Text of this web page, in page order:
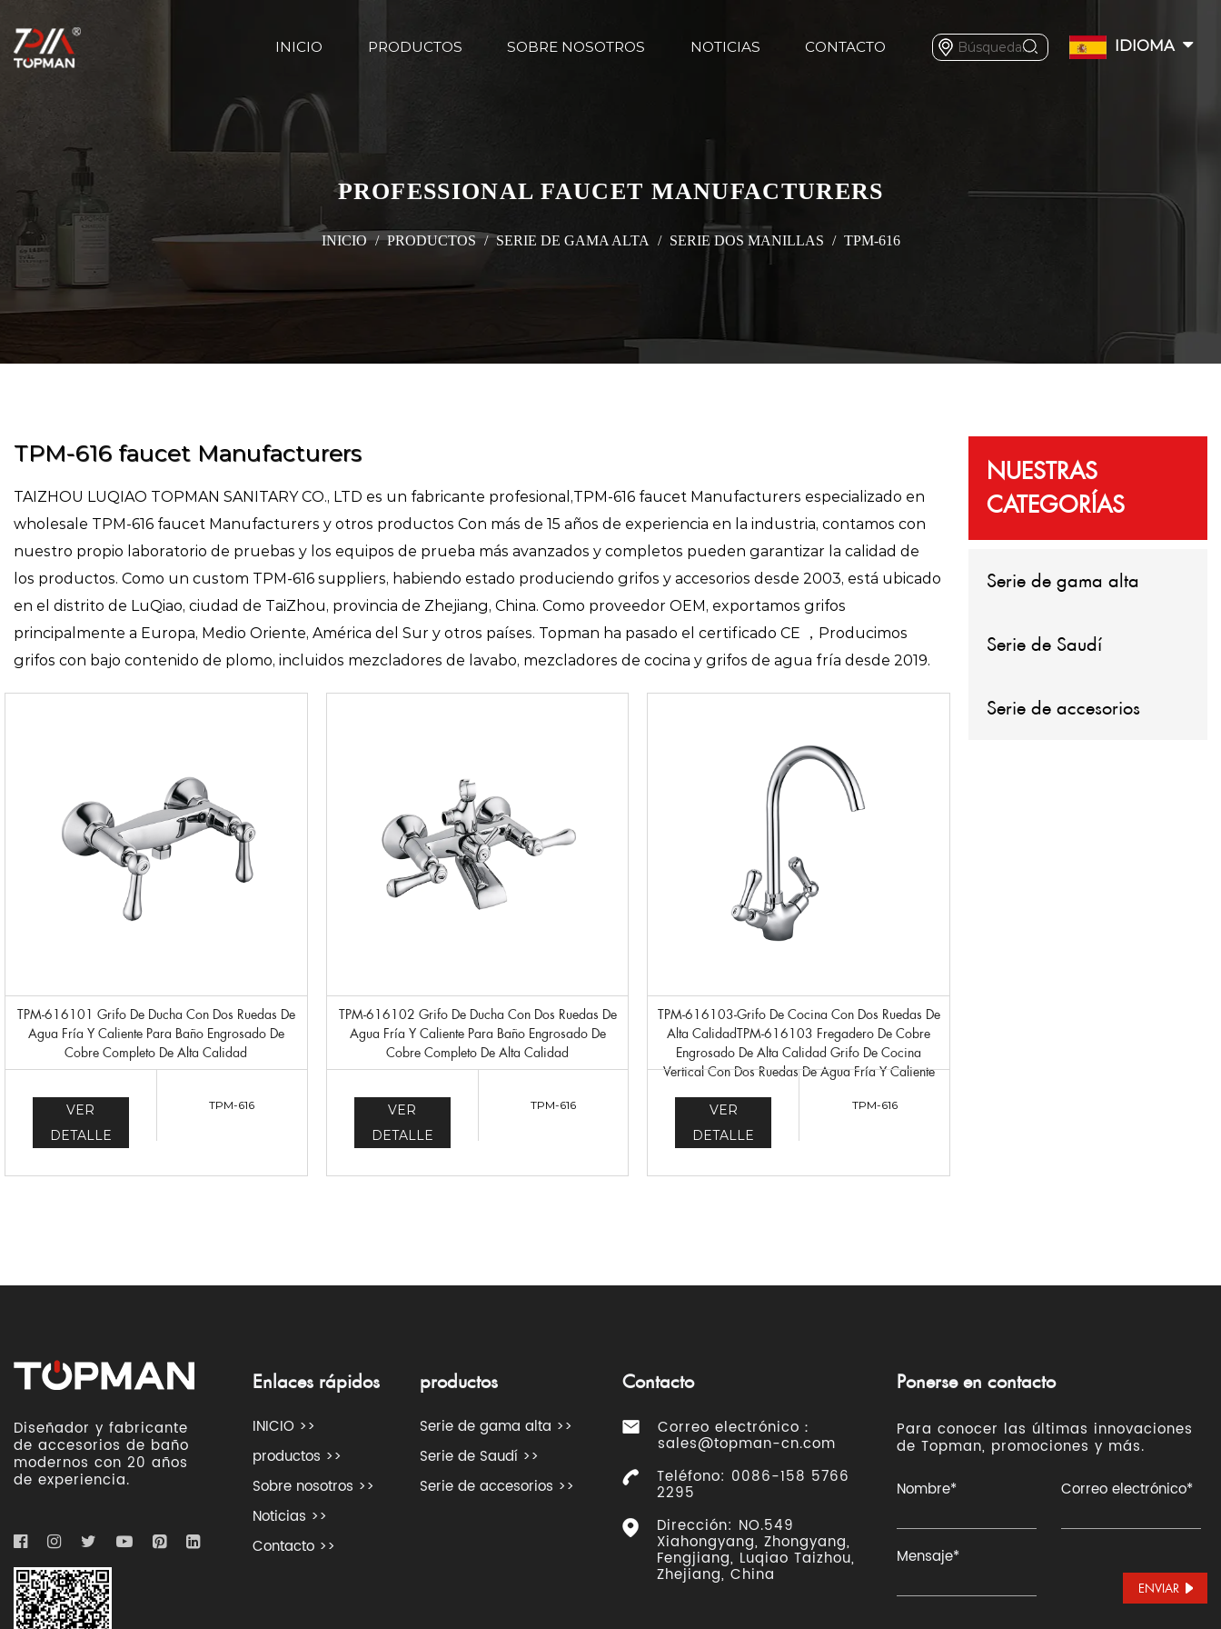
INICIO PRODUCTOS SOBRE NOSOTROS NOTICIAS CONTACTO IDIOMA
PROFESSIONAL FAUCET MANUFACTURERS
INICIO / PRODUCTOS / SERIE DE GAMA ALTA / SERIE DOS MANILLAS / TPM-616
TPM-616 faucet Manufacturers
TAIZHOU LUQIAO TOPMAN SANITARY CO., LTD es un fabricante profesional,TPM-616 faucet Manufacturers especializado en
wholesale TPM-616 faucet Manufacturers y otros productos Con más de 15 años de experiencia en la industria, contamos con
nuestro propio laboratorio de pruebas y los equipos de prueba más avanzados y completos pueden garantizar la calidad de
los productos. Como un custom TPM-616 suppliers, habiendo estado produciendo grifos y accesorios desde 2003, está ubicado
en el distrito de LuQiao, ciudad de TaiZhou, provincia de Zhejiang, China. Como proveedor OEM, exportamos grifos
principalmente a Europa, Medio Oriente, América del Sur y otros países. Topman ha pasado el certificado CE ，Producimos
grifos con bajo contenido de plomo, incluidos mezcladores de lavabo, mezcladores de cocina y grifos de agua fría desde 2019.
TPM-616101 Grifo De Ducha Con Dos Ruedas De
Agua Fría Y Caliente Para Baño Engrosado De
Cobre Completo De Alta Calidad
VER
DETALLE
TPM-616
TPM-616102 Grifo De Ducha Con Dos Ruedas De
Agua Fría Y Caliente Para Baño Engrosado De
Cobre Completo De Alta Calidad
VER
DETALLE
TPM-616
TPM-616103-Grifo De Cocina Con Dos Ruedas De
Alta CalidadTPM-616103 Fregadero De Cobre
Engrosado De Alta Calidad Grifo De Cocina
Vertical Con Dos Ruedas De Agua Fría Y Caliente
VER
DETALLE
TPM-616
NUESTRAS
CATEGORÍAS
Serie de gama alta
Serie de Saudí
Serie de accesorios
Diseñador y fabricante
de accesorios de baño
modernos con 20 años
de experiencia.
Enlaces rápidos
INICIO >>
productos >>
Sobre nosotros >>
Noticias >>
Contacto >>
productos
Serie de gama alta >>
Serie de Saudí >>
Serie de accesorios >>
Contacto
Correo electrónico：
sales@topman-cn.com
Teléfono: 0086-158 5766
2295
Dirección: NO.549
Xiahongyang, Zhongyang,
Fengjiang, Luqiao Taizhou,
Zhejiang, China
Ponerse en contacto
Para conocer las últimas innovaciones
de Topman, promociones y más.
ENVIAR